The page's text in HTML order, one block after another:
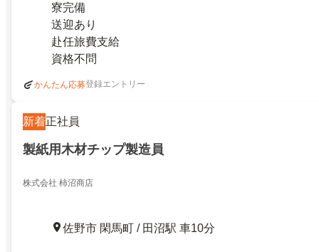
寮完備
送迎あり
赴任旅費支給
資格不問
かんたん応募登録エントリー
新着正社員
製紙用木材チップ製造員
株式会社 柿沼商店
佐野市 閑馬町 / 田沼駅 車10分